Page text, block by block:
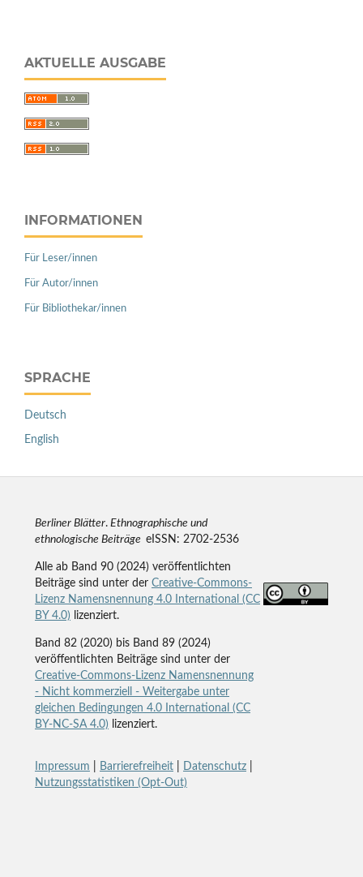
AKTUELLE AUSGABE
INFORMATIONEN
Für Leser/innen
Für Autor/innen
Für Bibliothekar/innen
SPRACHE
Deutsch
English
Berliner Blätter.Ethnographische und
ethnologische Beiträge eISSN: 2702-2536
Alle ab Band 90 (2024) veröffentlichten
Beiträge sind unter der Creative-Commons-
Lizenz Namensnennung 4.0 International (CC
BY 4.0) lizenziert.
Band 82 (2020) bis Band 89 (2024)
veröffentlichten Beiträge sind unter der
Creative-Commons-Lizenz Namensnennung
- Nicht kommerziell - Weitergabe unter
gleichen Bedingungen 4.0 International (CC
BY-NC-SA 4.0) lizenziert.
Impressum Barrierefreiheit| Datenschutz|
Nutzungsstatistiken (Opt-Out)